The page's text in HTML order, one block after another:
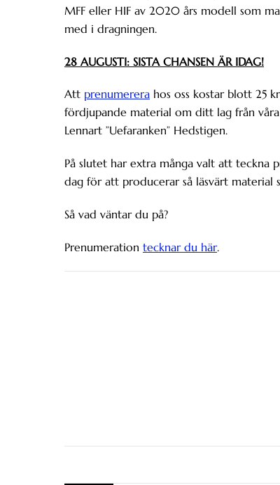
MFF eller HIF av 2020 års modell som
med i dragningen.
28 AUGUSTI: SISTA CHANSEN ÄR IDAG!
Att prenumerera hos oss kostar blott 25
fördjupande material om ditt lag från våra
Lennart ”Uefaranken” Hedstigen.
På slutet har extra många valt att teckna
dag för att producerar så läsvärt material
Så vad väntar du på?
Prenumeration tecknar du här.